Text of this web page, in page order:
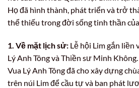
Họ đã hình thành, phát triển và trở
thể thiếu trong đời sống tinh thần
1. Về mặt lịch sử: Lễ hội Lim gắn
Lý Anh Tông và Thiền sư Minh
Vua Lý Anh Tông đã cho xây dựng
trên núi Lim để cầu tự và ban phát